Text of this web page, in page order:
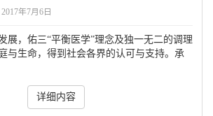
年7月6日
展，佑三“平衡医学”理念及独一无二的调理
与生命，得到社会各界的认可与支持。承
详细内容